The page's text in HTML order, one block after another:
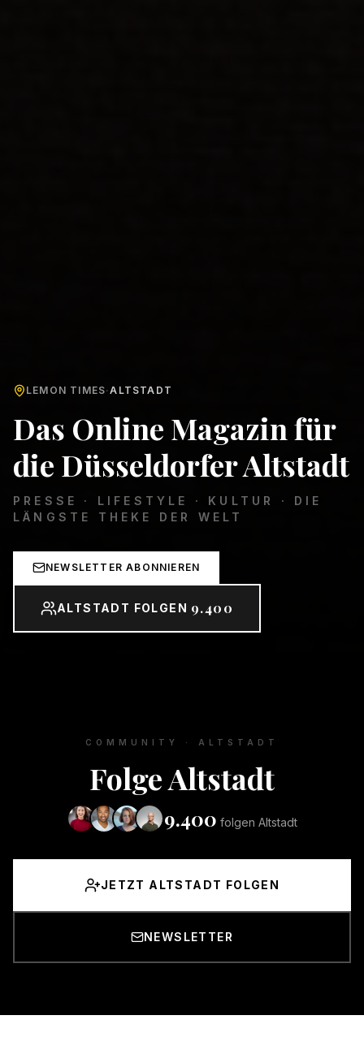
LEMON TIMES·ALTSTADT
Das Online Magazin für
die Düsseldorfer Altstadt
PRESSE · LIFESTYLE · KULTUR · DIE
LÄNGSTE THEKE DER WELT
NEWSLETTER ABONNIEREN
ALTSTADT FOLGEN 9.400
COMMUNITY · ALTSTADT
FolgeAltstadt
9.400 folgen Altstadt
JETZT ALTSTADT FOLGEN
NEWSLETTER